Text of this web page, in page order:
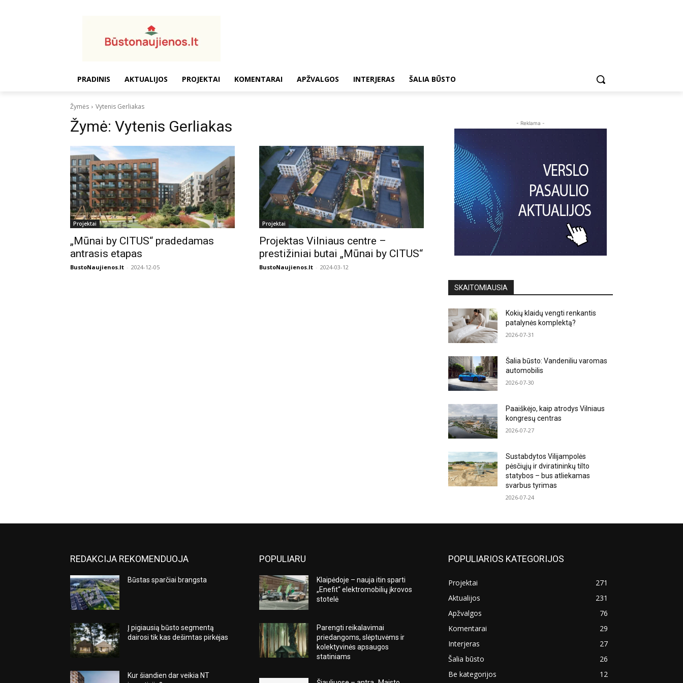
PRADINIS AKTUALIJOS PROJEKTAI KOMENTARAI APŽVALGOS INTERJERAS ŠALIA BŪSTO
Žymės Vytenis Gerliakas
Žymė: Vytenis Gerliakas
Projektai
„Mūnai by CITUS“ pradedamas
antrasis etapas
BustoNaujienos.lt - 2024-12-05
Projektai
Projektas Vilniaus centre –
prestižiniai butai „Mūnai by CITUS“
BustoNaujienos.lt - 2024-03-12
- Reklama -
SKAITOMIAUSIA
Kokių klaidų vengti renkantis
patalynės komplektą?
2026-07-31
Šalia būsto: Vandeniliu varomas
automobilis
2026-07-30
Paaiškėjo, kaip atrodys Vilniaus
kongresų centras
2026-07-27
Sustabdytos Vilijampolės
pėsčiųjų ir dviratininkų tilto
statybos – bus atliekamas
svarbus tyrimas
2026-07-24
REDAKCIJA REKOMENDUOJA
Būstas sparčiai brangsta
Į pigiausią būsto segmentą
dairosi tik kas dešimtas pirkėjas
Kur šiandien dar veikia NT
POPULIARU
Klaipėdoje – nauja itin sparti
„Enefit“ elektromobilių įkrovos
stotelė
Parengti reikalavimai
priedangoms, slėptuvėms ir
kolektyvinės apsaugos
statiniams
POPULIARIOS KATEGORIJOS
Projektai
271
Aktualijos
231
Apžvalgos
76
Komentarai
29
Interjeras
27
Šalia būsto
26
Be kategorijos
12